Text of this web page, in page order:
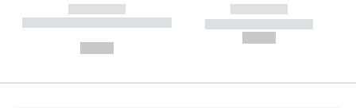
------------
----------- ----------- --------
------------
----------- -----------